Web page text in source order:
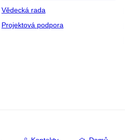
Vědecká rada
Projektová podpora